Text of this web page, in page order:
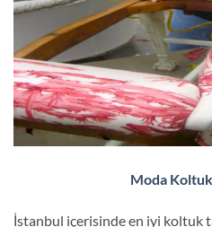
Moda
İstanbul içerisinde en iyi koltuk